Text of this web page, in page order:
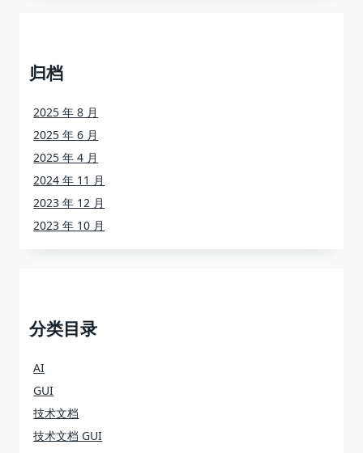
归档
2025 年 8 月
2025 年 6 月
2025 年 4 月
2024 年 11 月
2023 年 12 月
2023 年 10 月
分类目录
AI
GUI
技术文档
技术文档 GUI